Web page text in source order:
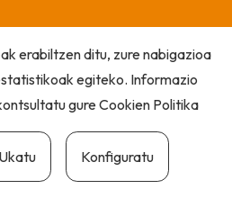
erabiltzen ditu, zure nabigazioa
egiteko. Informazio
gureCookien Politika
Ukatu Konfiguratu